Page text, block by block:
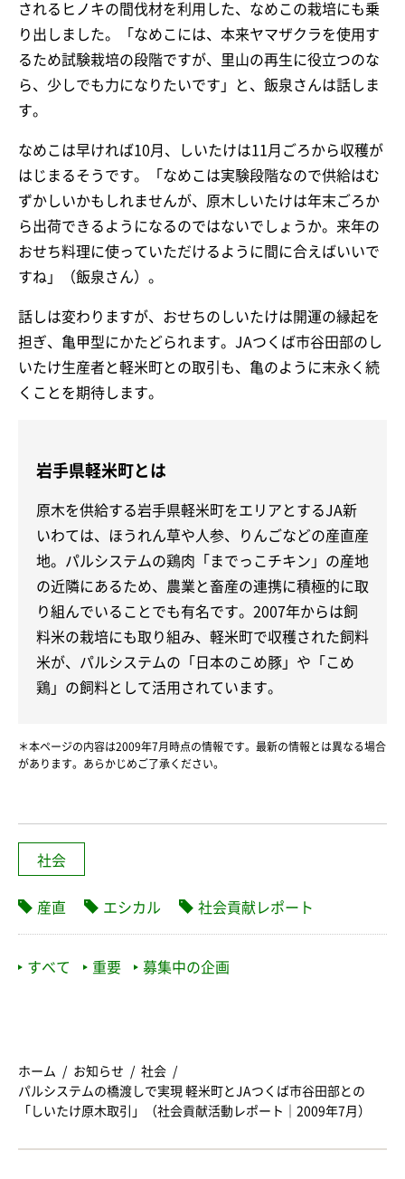
されるヒノキの間伐材を利用した、なめこの栽培にも乗
り出しました。「なめこには、本来ヤマザクラを使用す
るため試験栽培の段階ですが、里山の再生に役立つのな
ら、少しでも力になりたいです」と、飯泉さんは話しま
す。
なめこは早ければ10月、しいたけは11月ごろから収穫が
はじまるそうです。「なめこは実験段階なので供給はむ
ずかしいかもしれませんが、原木しいたけは年末ごろか
ら出荷できるようになるのではないでしょうか。来年の
おせち料理に使っていただけるように間に合えばいいで
すね」（飯泉さん）。
話しは変わりますが、おせちのしいたけは開運の縁起を
担ぎ、亀甲型にかたどられます。JAつくば市谷田部のし
いたけ生産者と軽米町との取引も、亀のように末永く続
くことを期待します。
岩手県軽米町とは
原木を供給する岩手県軽米町をエリアとするJA新
いわては、ほうれん草や人参、りんごなどの産直産
地。パルシステムの鶏肉「までっこチキン」の産地
の近隣にあるため、農業と畜産の連携に積極的に取
り組んでいることでも有名です。2007年からは飼
料米の栽培にも取り組み、軽米町で収穫された飼料
米が、パルシステムの「日本のこめ豚」や「こめ
鶏」の飼料として活用されています。
＊本ページの内容は2009年7月時点の情報です。最新の情報とは異なる場合
があります。あらかじめご了承ください。
社会
産直 エシカル 社会貢献レポート
すべて 重要 募集中の企画
ホーム お知らせ
社会
パルシステムの橋渡しで実現 軽米町とJAつくば市谷田部との
「しいたけ原木取引」（社会貢献活動レポート｜2009年7月）